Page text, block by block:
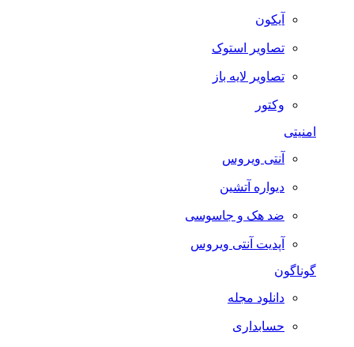
آیکون
تصاویر استوک
تصاویر لایه باز
وکتور
امنیتی
آنتی ویروس
دیواره آتشین
ضد هک و جاسوسی
آپدیت آنتی ویروس
گوناگون
دانلود مجله
حسابداری